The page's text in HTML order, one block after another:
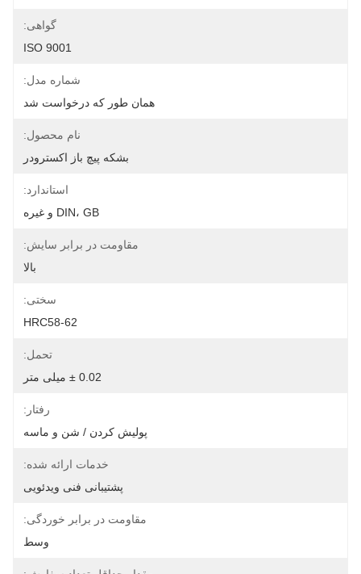
گواهی:
ISO 9001
شماره مدل:
همان طور که درخواست شد
نام محصول:
بشکه پیچ باز اکسترودر
استاندارد:
DIN، GB و غیره
مقاومت در برابر سایش:
بالا
سختی:
HRC58-62
تحمل:
0.02 ± میلی متر
رفتار:
پولیش کردن / شن و ماسه
خدمات ارائه شده:
پشتیبانی فنی ویدئویی
مقاومت در برابر خوردگی:
وسط